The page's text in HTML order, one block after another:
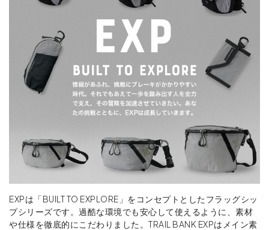
EXPは「BUILT TO EXPLORE」をコンセプトとしたフラッグシッ
プシリーズです。過酷な環境でも安心して使えるように、素材
や仕様を徹底的にこだわりました。TRAIL BANK EXPはメイン素